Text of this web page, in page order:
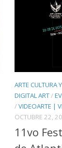
ARTE CULTURA
DIGITAL ART/
/VIDEOARTE |
OCTUBRE 22,
11vo